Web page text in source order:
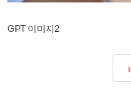
GPT 이미지2